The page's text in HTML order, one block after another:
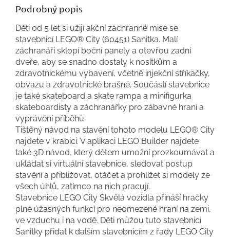
Podrobný popis
Děti od 5 let si užijí akční záchranné mise se
stavebnicí LEGO® City (60451) Sanitka. Malí
záchranáři sklopí boční panely a otevřou zadní
dveře, aby se snadno dostaly k nosítkům a
zdravotnickému vybavení, včetně injekční stříkačky,
obvazu a zdravotnické brašně. Součástí stavebnice
je také skateboard a skate rampa a minifigurka
skateboardisty a záchranářky pro zábavné hraní a
vyprávění příběhů.
Tištěný návod na stavění tohoto modelu LEGO® City
najdete v krabici. V aplikaci LEGO Builder najdete
také 3D návod, který dětem umožní prozkoumávat a
ukládat si virtuální stavebnice, sledovat postup
stavění a přibližovat, otáčet a prohlížet si modely ze
všech úhlů, zatímco na nich pracují.
Stavebnice LEGO City Skvělá vozidla přináší hračky
plné úžasných funkcí pro neomezené hraní na zemi,
ve vzduchu i na vodě. Děti můžou tuto stavebnici
Sanitky přidat k dalším stavebnicím z řady LEGO City